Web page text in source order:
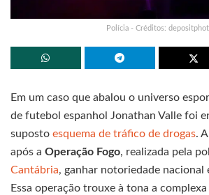
Polícia - Créditos:
Em um caso que abalou o universo
de futebol espanhol Jonathan Valle foi
suposto esquema de tráfico de drogas.
após a Operação Fogo, realizada pela
Cantábria, ganhar notoriedade nacional
Essa operação trouxe à tona a